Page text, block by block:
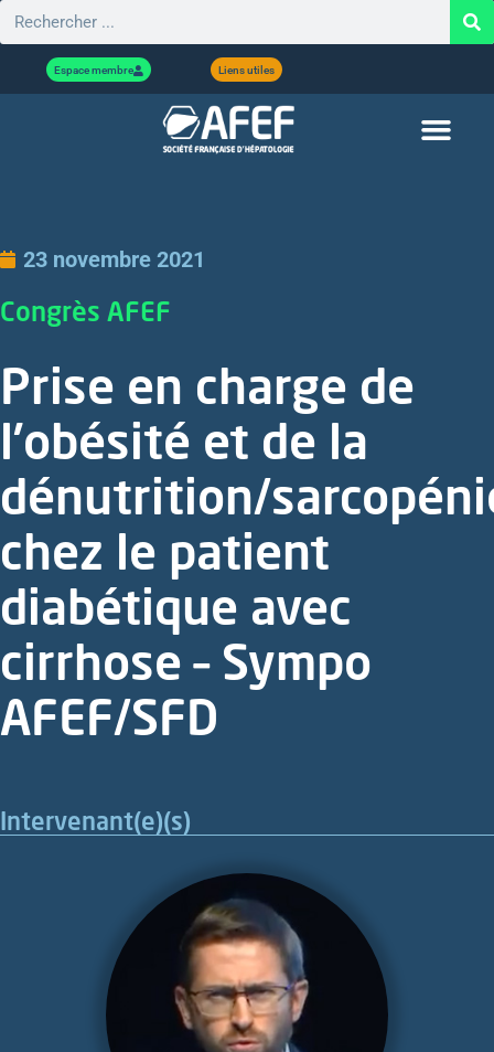
Espace membre Liens utiles
23 novembre 2021
Congrès AFEF
Prise en charge de
l’obésité et de la
dénutrition/
chez le patient
diabétique avec
cirrhose – Sympo
AFEF/SFD
Intervenant(e)(s)